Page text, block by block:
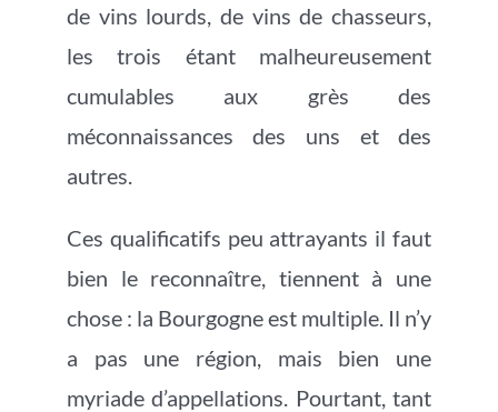
de vins lourds, de vins de chasseurs,
les trois étant malheureusement
cumulables aux grès des
méconnaissances des uns et des
autres.
Ces qualificatifs peu attrayants il faut
bien le reconnaître, tiennent à une
chose : la Bourgogne est multiple. Il n’y
a pas une région, mais bien une
myriade d’appellations. Pourtant, tant